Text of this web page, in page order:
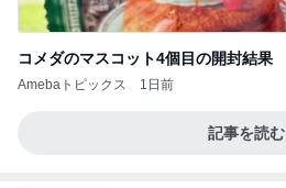
コメダのマスコット4個目の開封結果
Amebaトピックス 1日前
記事を読む